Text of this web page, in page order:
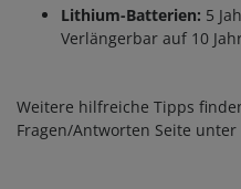
Lithium-Batterien: 5
Verlängerbar auf 10
Weitere hilfreiche Tipps
Fragen/Antworten Seite